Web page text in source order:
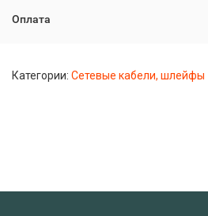
Оплата
Категории: Сетевые кабели, шлейфы